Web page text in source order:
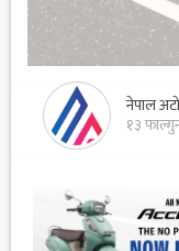
नेपाल अटो
१३